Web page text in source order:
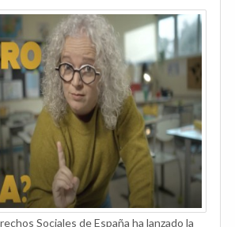
Sociales de España ha lanzado la